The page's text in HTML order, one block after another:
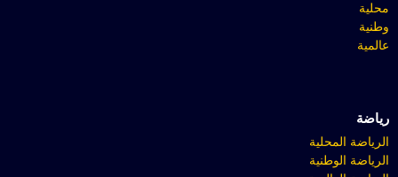
محلية
وطنية
عالمية
رياضة
الرياضة المحلية
الرياضة الوطنية